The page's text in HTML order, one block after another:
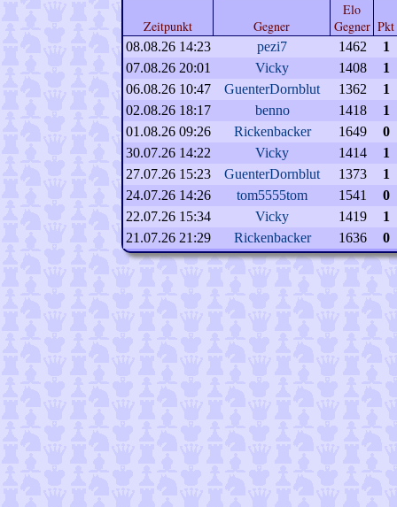
Zeitpunkt Gegner
Elo
Gegner Pkt
08.08.26 14:23 pezi7 1462
1
07.08.26 20:01
Vicky 1408
1
06.08.26 10:47
GuenterDornblut 1362
1
02.08.26 18:17
benno 1418
1
01.08.26 09:26
Rickenbacker 1649
0
30.07.26 14:22
Vicky 1414
1
27.07.26 15:23
GuenterDornblut 1373
1
24.07.26 14:26
tom5555tom 1541
0
22.07.26 15:34
Vicky 1419
1
21.07.26 21:29
Rickenbacker 1636 0